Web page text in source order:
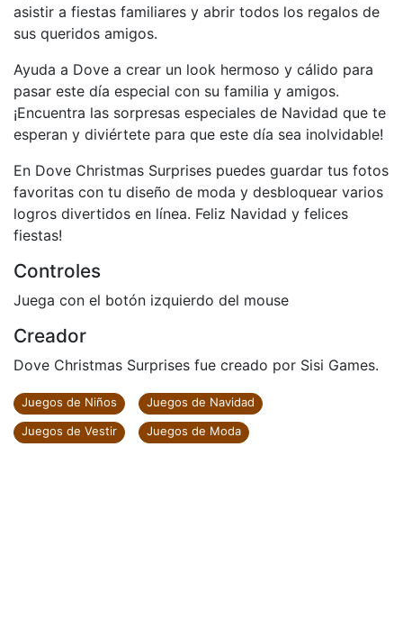
asistir a fiestas familiares y abrir todos los regalos de
sus queridos amigos.
Ayuda a Dove a crear un look hermoso y cálido para
pasar este día especial con su familia y amigos.
¡Encuentra las sorpresas especiales de Navidad que te
esperan y diviértete para que este día sea inolvidable!
En Dove Christmas Surprises puedes guardar tus fotos
favoritas con tu diseño de moda y desbloquear varios
logros divertidos en línea. Feliz Navidad y felices
fiestas!
Controles
Juega con el botón izquierdo del mouse
Creador
Dove Christmas Surprises fue creado por Sisi Games.
Juegos de Niños
Juegos de Navidad
Juegos de Vestir
Juegos de Moda